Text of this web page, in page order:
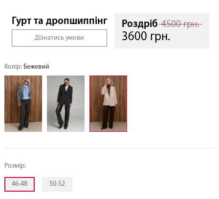
Гурт та дропшиппінг
Дізнатись умови
Роздріб 4500 грн.
3600 грн.
Колір: Бежевий
Розмір:
46-48 50-52